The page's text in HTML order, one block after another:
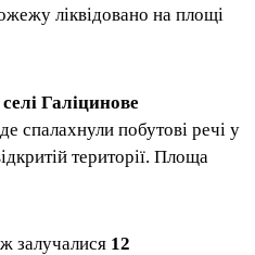
ліквідовано на площі
селі Галіцинове
спалахнули побутові речі у
території. Площа
залучалися 12